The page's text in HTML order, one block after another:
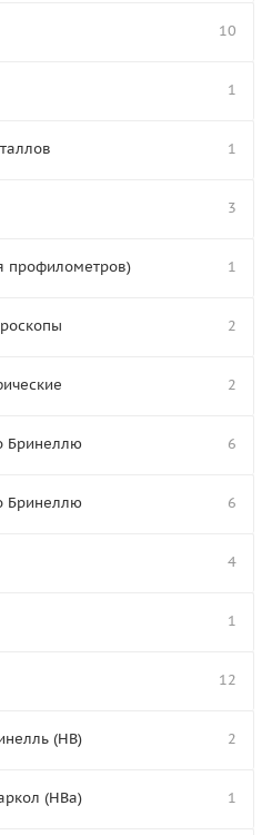
10
1
1
3
профилометров) 1
2
2
Бринеллю 6
Бринеллю 6
4
1
12
(HB) 2
(HBa) 1